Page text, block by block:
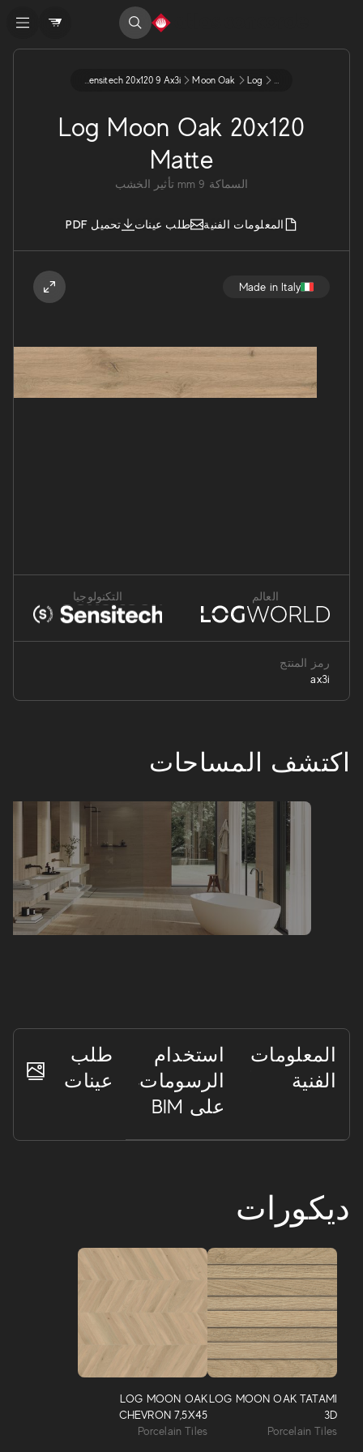
Made in Italy
...
Log
Moon Oak
Matte Sensitech 20x120 9 Ax3i
Log Moon Oak 20x120
Matte
السماكة 9 تأثير الخشب
المعلومات الفنية طلب عينات تحميل PDF
العالم التكنولوجيا
رمز المنتج
ax3i
اكتشف المساحات
المعلومات
الفنية
استخدام
الرسومات
على BIM
طلب
عينات
ديكورات
LOG MOON OAK TATAMI
3D
Porcelain Tiles
LOG MOON OAK
CHEVRON 7,5X45
Porcelain Tiles